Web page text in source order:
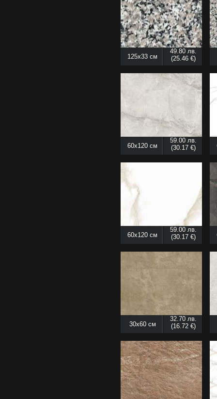
125x33 см
49.80 лв.
(25.46 €)
60x120 см
59.00 лв.
(30.17 €)
60x120 см
59.00 лв.
(30.17 €)
30x60 см
32.70 лв.
(16.72 €)